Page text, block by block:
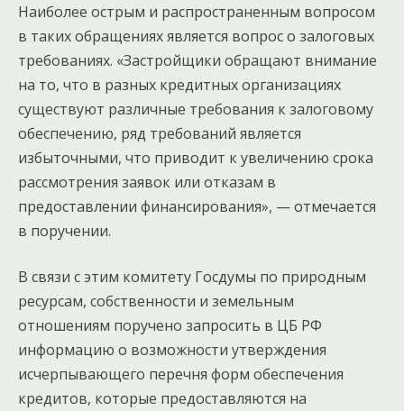
Наиболее острым и распространенным вопросом
в таких обращениях является вопрос о залоговых
требованиях. «Застройщики обращают внимание
на то, что в разных кредитных организациях
существуют различные требования к залоговому
обеспечению, ряд требований является
избыточными, что приводит к увеличению срока
рассмотрения заявок или отказам в
предоставлении финансирования», — отмечается
в поручении.
В связи с этим комитету Госдумы по природным
ресурсам, собственности и земельным
отношениям поручено запросить в ЦБ РФ
информацию о возможности утверждения
исчерпывающего перечня форм обеспечения
кредитов, которые предоставляются на